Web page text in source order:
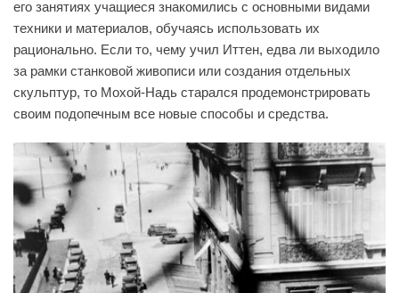
его занятиях учащиеся знакомились с основными видами
техники и материалов, обучаясь использовать их
рационально. Если то, чему учил Иттен, едва ли выходило
за рамки станковой живописи или создания отдельных
скульптур, то Мохой-Надь старался продемонстрировать
своим подопечным все новые способы и средства.